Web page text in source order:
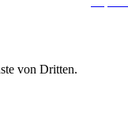
von Dritten.